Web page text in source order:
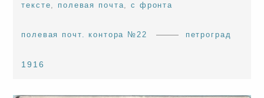
тексте, полевая почта,с фронта
полевая почт. контора №22 петроград
1916